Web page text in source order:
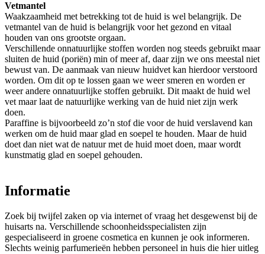
Vetmantel
Waakzaamheid met betrekking tot de huid is wel belangrijk. De
vetmantel van de huid is belangrijk voor het gezond en vitaal
houden van ons grootste orgaan.
Verschillende onnatuurlijke stoffen worden nog steeds gebruikt maar
sluiten de huid (poriën) min of meer af, daar zijn we ons meestal niet
bewust van. De aanmaak van nieuw huidvet kan hierdoor verstoord
worden. Om dit op te lossen gaan we weer smeren en worden er
weer andere onnatuurlijke stoffen gebruikt. Dit maakt de huid wel
vet maar laat de natuurlijke werking van de huid niet zijn werk
doen.
Paraffine is bijvoorbeeld zo’n stof die voor de huid verslavend kan
werken om de huid maar glad en soepel te houden. Maar de huid
doet dan niet wat de natuur met de huid moet doen, maar wordt
kunstmatig glad en soepel gehouden.
Informatie
Zoek bij twijfel zaken op via internet of vraag het desgewenst bij de
huisarts na. Verschillende schoonheidsspecialisten zijn
gespecialiseerd in groene cosmetica en kunnen je ook informeren.
Slechts weinig parfumerieën hebben personeel in huis die hier uitleg